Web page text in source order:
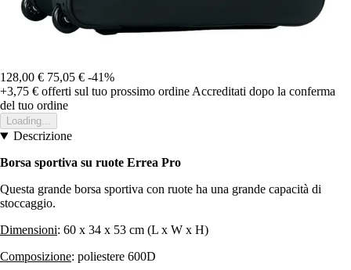
128,00 € 75,05 € -41%
+3,75 € offerti sul tuo prossimo ordine Accreditati dopo la conferma
del tuo ordine
Loading...
Descrizione
Borsa sportiva su ruote Errea Pro
Questa grande borsa sportiva con ruote ha una grande capacità di
stoccaggio.
Dimensioni: 60 x 34 x 53 cm (L x W x H)
Composizione: poliestere 600D